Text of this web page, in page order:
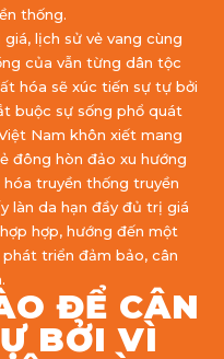
thống.
lịch sử vẻ vang cùng
của vẫn từng dân tộc
hóa sẽ xúc tiến sự tự bởi
buộc sự sống phổ quát
Nam khôn xiết mang
đông hòn đảo xu hướng
truyền thống truyền
làn da hạn đầy đủ trị giá
hợp, hướng đến một
triển đảm bảo, cân
ĐỂ CÂN
BỞI VÌ